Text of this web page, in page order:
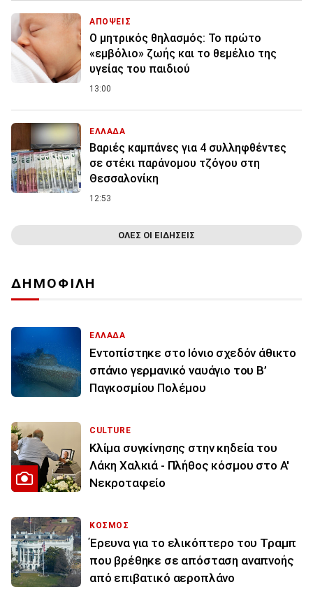
ΑΠΟΨΕΙΣ
Ο μητρικός θηλασμός: Το πρώτο
«εμβόλιο» ζωής και το θεμέλιο της
υγείας του παιδιού
13:00
ΕΛΛΑΔΑ
Βαριές καμπάνες για 4 συλληφθέντες
σε στέκι παράνομου τζόγου στη
Θεσσαλονίκη
12:53
ΟΛΕΣ ΟΙ ΕΙΔΗΣΕΙΣ
ΔΗΜΟΦΙΛΗ
ΕΛΛΑΔΑ
Εντοπίστηκε στο Ιόνιο σχεδόν άθικτο
σπάνιο γερμανικό ναυάγιο του Β’
Παγκοσμίου Πολέμου
CULTURE
Κλίμα συγκίνησης στην κηδεία του
Λάκη Χαλκιά - Πλήθος κόσμου στο Α'
Νεκροταφείο
ΚΟΣΜΟΣ
Έρευνα για το ελικόπτερο του Τραμπ
που βρέθηκε σε απόσταση αναπνοής
από επιβατικό αεροπλάνο